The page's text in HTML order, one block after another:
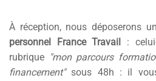
À réception, nous déposerons
personnel France Travail :
rubrique "mon parcours
financement"sous 48h : il